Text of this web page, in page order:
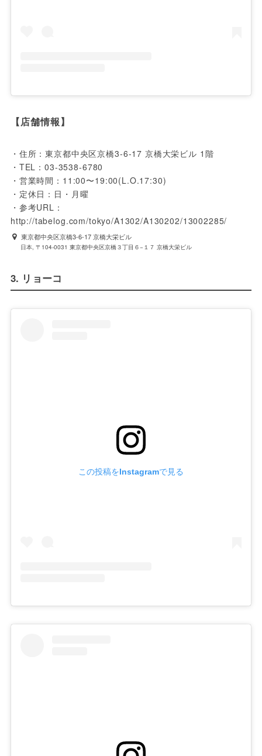
【店舗情報】
・住所：東京都中央区京橋3-6-17 京橋大栄ビル 1階
・TEL：03-3538-6780
・営業時間：11:00〜19:00(L.O.17:30)
・定休日：日・月曜
・参考URL：
http://tabelog.com/tokyo/A1302/A130202/13002285/
東京都中央区京橋3-6-17 京橋大栄ビル
日本, 〒104-0031 東京都中央区京橋３丁目６−１７ 京橋大栄ビル
3. リョーコ
この投稿をInstagramで見る